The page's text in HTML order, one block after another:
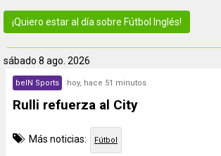
¡Quiero estar al día sobre Fútbol Inglés!
sábado 8 ago. 2026
beIN Sports hoy, hace 51 minutos
Rulli refuerza al City
Más noticias: Fútbol